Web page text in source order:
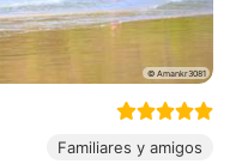
Familiares y amigos